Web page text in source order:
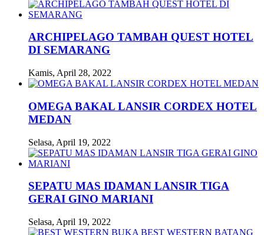
ARCHIPELAGO TAMBAH QUEST HOTEL
DI SEMARANG
Kamis, April 28, 2022
OMEGA BAKAL LANSIR CORDEX HOTEL
MEDAN
Selasa, April 19, 2022
SEPATU MAS IDAMAN LANSIR TIGA
GERAI GINO MARIANI
Selasa, April 19, 2022